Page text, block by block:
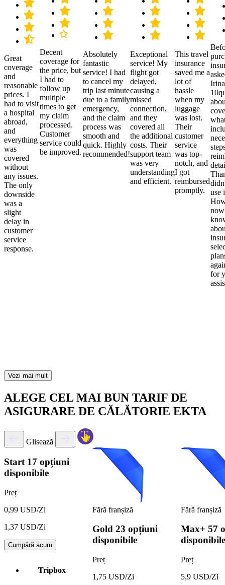
Great
coverage
and
reasonable
prices. I
had to visit
a hospital
abroad,
and
everything
was
covered
without
any issues.
The only
downside
was a
slight
delay in
customer
service
response.
Decent
coverage for
the price, but
I had to
follow up
multiple
times to get
my claim
processed.
Customer
service could
be improved.
Absolutely
fantastic
service! I had
to cancel my
trip last minute
due to a family
emergency,
and the claim
process was
smooth and
quick. Highly
recommended!
Exceptional
service! My
flight got
delayed,
causing a
missed
connection,
and they
covered all
the additional
costs. Their
support team
was very
understanding
and efficient.
This travel
insurance
saved me a
lot of
hassle
when my
luggage
was lost.
Their
customer
service
was top-
notch, and
I got
reimbursed
promptly.
use
for
Vezi mai mult
ALEGE CEL MAI BUN TARIF DE
ASIGURARE DE CĂLĂTORIE EKTA
Glisează
Start 17 opțiuni
disponibile
Preț
0,99 USD/Zi
1,37 USD/Zi
Cumpără acum
Tripbox
Fără franșiză
Gold 23 opțiuni
disponibile
Preț
1,75 USD/Zi
Fără franșiză
Max+ 57
disponibile
Preț
5,9 USD/Zi